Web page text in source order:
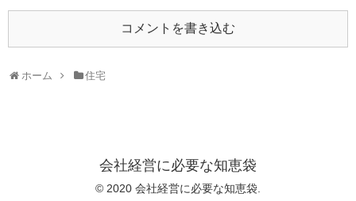
コメントを書き込む
ホーム 住宅
会社経営に必要な知恵袋
© 2020 会社経営に必要な知恵袋.